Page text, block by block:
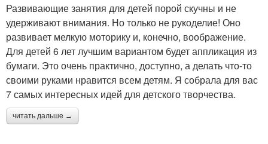
Развивающие занятия для детей порой скучны и не
удерживают внимания. Но только не рукоделие! Оно
развивает мелкую моторику и, конечно, воображение.
Для детей 6 лет лучшим вариантом будет аппликация из
бумаги. Это очень практично, доступно, а делать что-то
своими руками нравится всем детям. Я собрала для вас
7 самых интересных идей для детского творчества.
читать дальше →